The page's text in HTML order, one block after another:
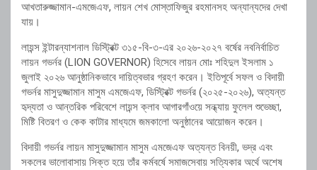
আখতারুজ্জামান-এমজেএফ, লায়ন শেখ মোস্তাফিজুর রহমানসহ অন্যান্যদের দেখা
যায়।
লায়ন্স ইন্টারন্যাশনাল ডিস্ট্রিক্ট ৩১৫-বি-৩-এর ২০২৬-২০২৭ বর্ষের নবনির্বাচিত
লায়ন গভর্নর (LION GOVERNOR) হিসেবে লায়ন মোঃ শহিদুল ইসলাম ১
জুলাই ২০২৬ আনুষ্ঠানিকভাবে দায়িত্বভার গ্রহণ করেন। ইতিপূর্বে সফল ও বিদায়ী
গভর্নর মাসুদুজ্জামান মাসুম এমজেএফ, ডিস্ট্রিক্ট গভর্নর (২০২৫-২০২৬), অত্যন্ত
হৃদ্যতা ও আন্তরিক পরিবেশে লায়ন্স ক্লাব আগারগাঁওয়ে সন্ধ্যায় ফুলেল শুভেচ্ছা,
মিষ্টি বিতরণ ও কেক কাটার মাধ্যমে জমকালো অনুষ্ঠানের আয়োজন করেন।
বিদায়ী গভর্নর লায়ন মাসুদুজ্জামান মাসুম এমজেএফ অত্যন্ত বিনয়ী, ভদ্র এবং
সকলের ভালোবাসায় সিক্ত হয়ে তাঁর কর্মবর্ষে সমাজসেবায় সত্যিকার অর্থে অশেষ